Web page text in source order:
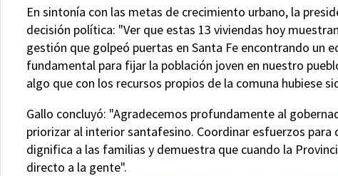
En sintonía con las metas de crecimiento urbano, la
decisión política: "Ver que estas 13 viviendas hoy
gestión que golpeó puertas en Santa Fe encontrando un
fundamental para fijar la población joven en nuestro
algo que con los recursos propios de la comuna hubiese
Gallo concluyó: "Agradecemos profundamente al
priorizar al interior santafesino. Coordinar esfuerzos
dignifica a las familias y demuestra que cuando la
directo a la gente".